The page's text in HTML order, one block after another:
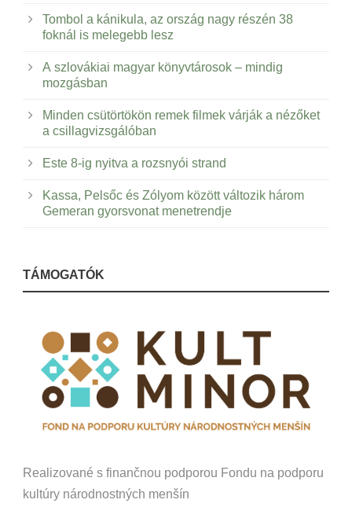
Tombol a kánikula, az ország nagy részén 38
foknál is melegebb lesz
A szlovákiai magyar könyvtárosok – mindig
mozgásban
Minden csütörtökön remek filmek várják a nézőket
a csillagvizsgálóban
Este 8-ig nyitva a rozsnyói strand
Kassa, Pelsőc és Zólyom között változik három
Gemeran gyorsvonat menetrendje
TÁMOGATÓK
Realizované s finančnou podporou Fondu na podporu
kultúry národnostných menšín